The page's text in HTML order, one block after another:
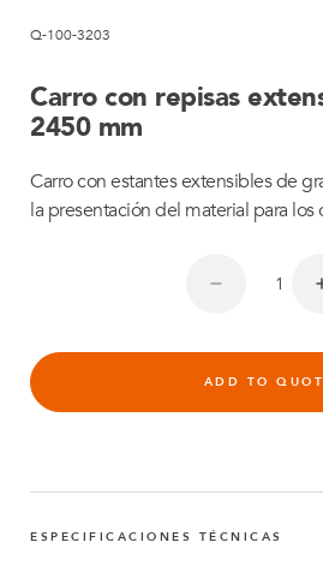
Q-100-3203
Carro con repisas
2450 mm
Carro con estantes extensibles de
la presentación del material para los
ADD TO
ESPECIFICACIONES TÉCNICAS